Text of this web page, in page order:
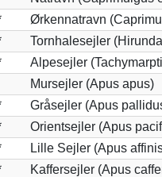
Ørkennatravn
Tornhalesejler
Alpesejler
Mursejler (Apus apus)
Gråsejler (Apus
Orientsejler (Apus
Lille Sejler (Apus
Kaffersejler (Apus